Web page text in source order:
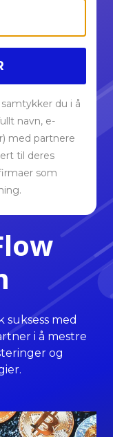
suksess med
i å mestre
og
du i å
navn, e-
med partnere
til deres
som